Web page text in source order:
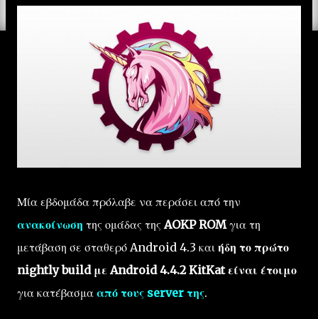
Μία εβδομάδα πρόλαβε να περάσει από την
ανακοίνωση της ομάδας τηςAOKP ROMγια τη
μετάβαση σε σταθερό Android 4.3 και ήδη το πρώτο
nightly build με Android 4.4.2 KitKat είναι έτοιμο
για κατέβασμα από τους server της.